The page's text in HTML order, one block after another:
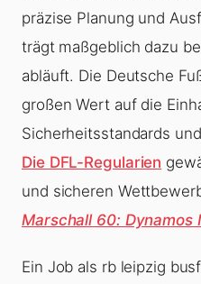
präzise Planung und
trägt maßgeblich dazu
abläuft. Die Deutsche
großen Wert auf die
Sicherheitsstandards
Die DFL-Regularien
und sicheren
Marschall 60:
Ein Job als rb leipzig